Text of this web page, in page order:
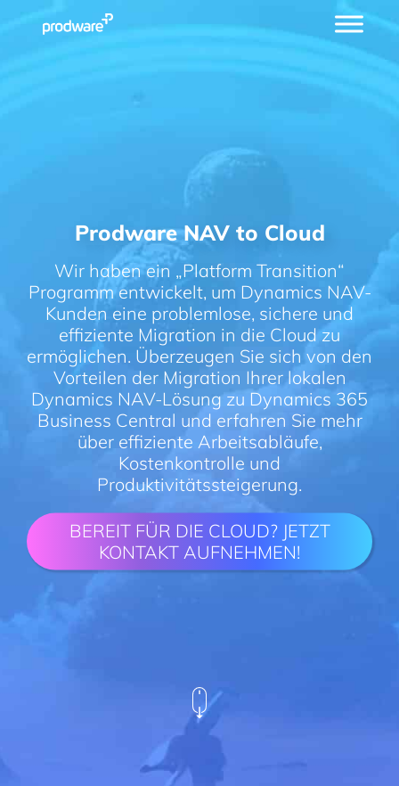
Prodware NAV to Cloud
Wir haben ein „Platform Transition“
Programm entwickelt, um Dynamics NAV-
Kunden eine problemlose, sichere und
effiziente Migration in die Cloud zu
ermöglichen. Überzeugen Sie sich von den
Vorteilen der Migration Ihrer lokalen
Dynamics NAV-Lösung zu Dynamics 365
Business Central und erfahren Sie mehr
über effiziente Arbeitsabläufe,
Kostenkontrolle und
Produktivitätssteigerung.
BEREIT FÜR DIE CLOUD? JETZT
KONTAKT AUFNEHMEN!